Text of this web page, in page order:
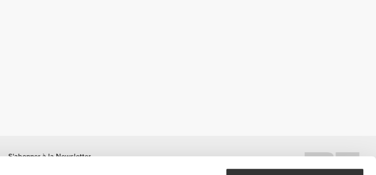
S'abonner à la Newsletter